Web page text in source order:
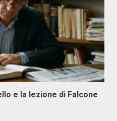
e la lezione di Falcone